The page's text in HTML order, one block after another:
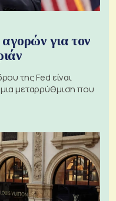
για τον
της Fed είναι
μεταρρύθμιση που